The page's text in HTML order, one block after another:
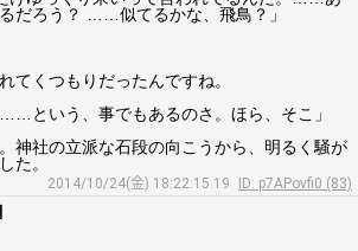
だろう？ ……似てるかな、飛鳥？」
てくつもりだったんですね。
……という、事でもあるのさ。ほら、そこ」
神社の立派な石段の向こうから、明るく騒が
た。
2014/10/24(金) 18:22:15.19
ID: p7APovfi0 (83)